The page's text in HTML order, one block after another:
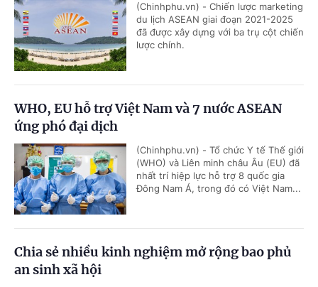
(Chinhphu.vn) - Chiến lược marketing
du lịch ASEAN giai đoạn 2021-2025
đã được xây dựng với ba trụ cột chiến
lược chính.
WHO, EU hỗ trợ Việt Nam và 7 nước ASEAN
ứng phó đại dịch
(Chinhphu.vn) - Tổ chức Y tế Thế giới
(WHO) và Liên minh châu Âu (EU) đã
nhất trí hiệp lực hỗ trợ 8 quốc gia
Đông Nam Á, trong đó có Việt Nam...
Chia sẻ nhiều kinh nghiệm mở rộng bao phủ
an sinh xã hội